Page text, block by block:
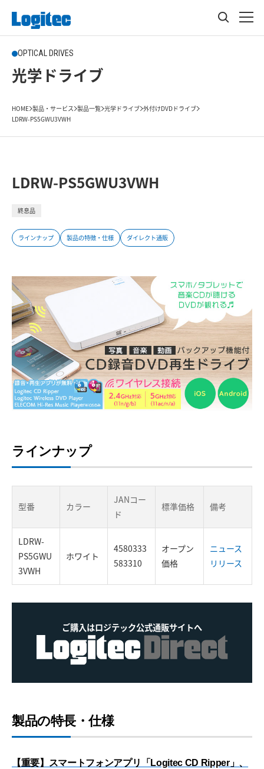
OPTICAL DRIVES
光学ドライブ
HOME 製品・サービス 製品一覧 光学ドライブ 外付けDVDドライブ
LDRW-PS5GWU3VWH
LDRW-PS5GWU3VWH
終息品
ラインナップ 製品の特徴・仕様 ダイレクト通販
ラインナップ
型番 カラー
JANコー
ド
標準価格 備考
LDRW-
PS5GWU
3VWH
ホワイト
4580333
583310
オープン
価格
ニュース
リリース
ご購入はロジテック公式通販サイトへ
製品の特長・仕様
【重要】スマートフォンアプリ「Logitec CD Ripper」、